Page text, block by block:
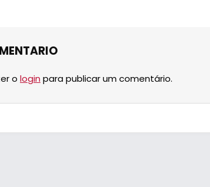
o login para publicar um comentário.